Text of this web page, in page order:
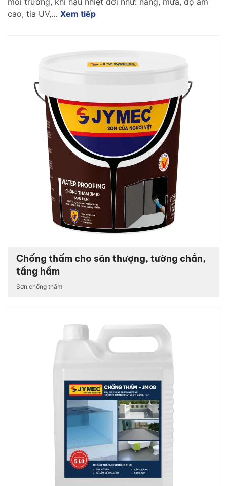
cao, tia UV,… Xem tiếp
Chống thấm cho sân thượng, tường chắn,
tầng hầm
Sơn chống thấm